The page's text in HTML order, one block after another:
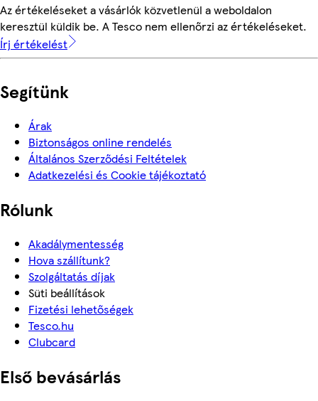
Az értékeléseket a vásárlók közvetlenül a weboldalon
keresztül küldik be. A Tesco nem ellenőrzi az értékeléseket.
Írj értékelést
Segítünk
Árak
Biztonságos online rendelés
Általános Szerződési Feltételek
Adatkezelési és Cookie tájékoztató
Rólunk
Akadálymentesség
Hova szállítunk?
Szolgáltatás díjak
Süti beállítások
Fizetési lehetőségek
Tesco.hu
Clubcard
Első bevásárlás